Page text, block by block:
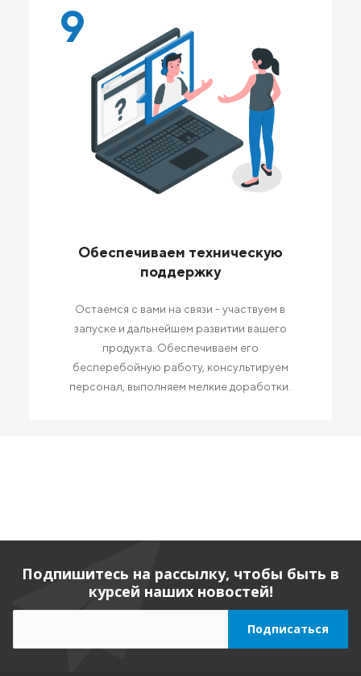
9
Обеспечиваем техническую
поддержку
Остаемся с вами на связи - участвуем в
запуске и дальнейшем развитии вашего
продукта. Обеспечиваем его
бесперебойную работу, консультируем
персонал, выполняем мелкие доработки.
Подпишитесь на рассылку, чтобы быть в
курсей наших новостей!